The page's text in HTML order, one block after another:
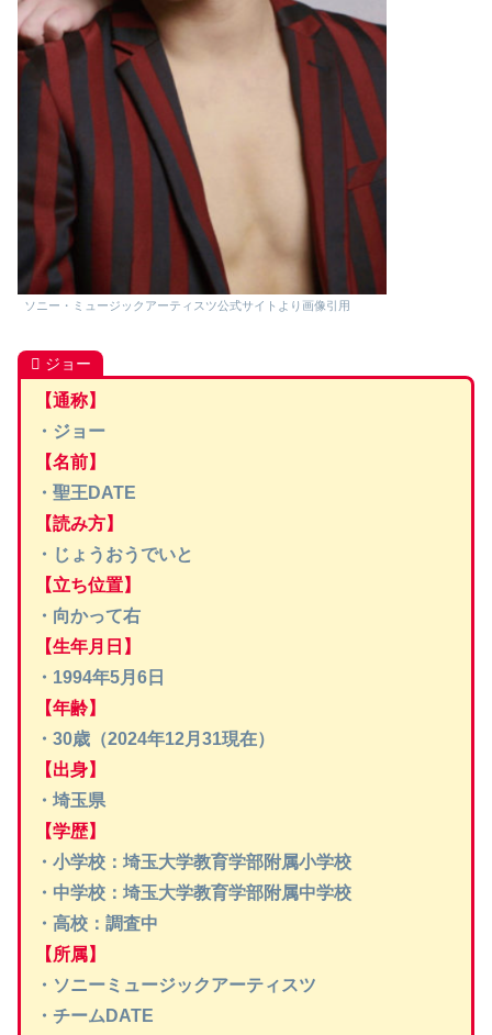
ソニー・ミュージックアーティスツ公式サイトより画像引用
ジョー
【通称】
・ジョー
【名前】
・聖王DATE
【読み方】
・じょうおうでいと
【立ち位置】
・向かって右
【生年月日】
・1994年5月6日
【年齢】
・30歳（2024年12月31現在）
【出身】
・埼玉県
【学歴】
・小学校：埼玉大学教育学部附属小学校
・中学校：埼玉大学教育学部附属中学校
・高校：調査中
【所属】
・ソニーミュージックアーティスツ
・チームDATE